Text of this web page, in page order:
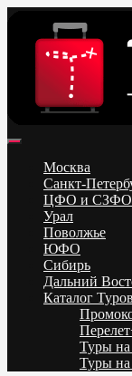
content
Низкие цены на
море. Распродажа
Обновление
Москва
Санкт-
ЦФО и СЗФО
Урал
Поволжье
ЮФО
Сибирь
Дальний
Каталог Туров
Туры на
Туры на